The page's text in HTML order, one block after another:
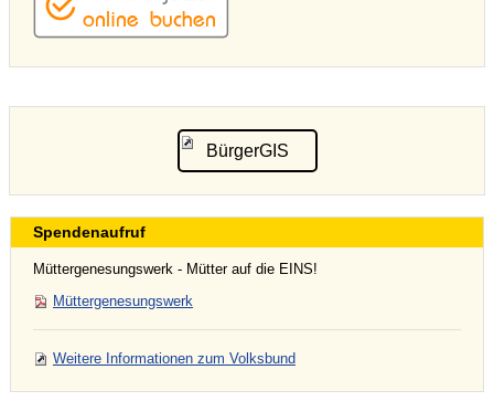
BürgerGIS
Spendenaufruf
Müttergenesungswerk - Mütter auf die EINS!
Müttergenesungswerk
Weitere Informationen zum Volksbund